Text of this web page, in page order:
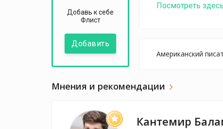
Добавь к себе
Флист
Добавить
Посмотреть здесь
Американский
Мнения и рекомендации
Кантемир